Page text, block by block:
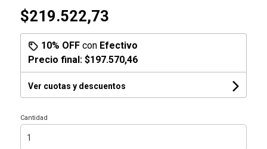
$219.522,73
10% OFFcon Efectivo
Precio final: $197.570,46
Ver cuotas y descuentos
Cantidad